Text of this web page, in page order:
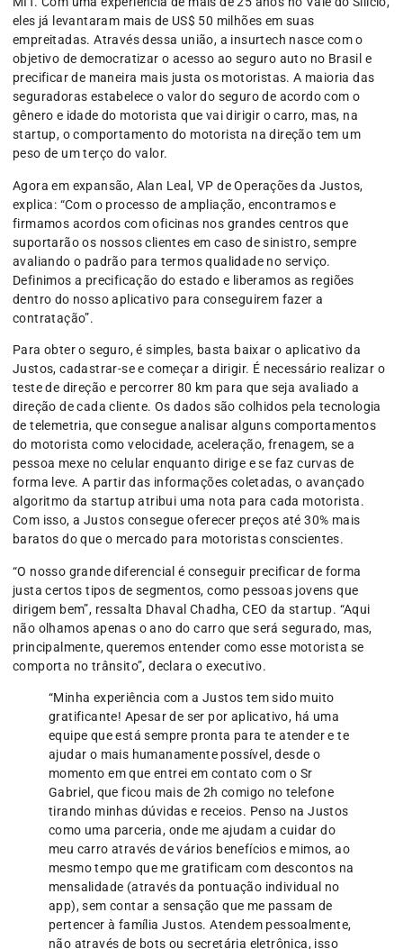
eles já levantaram mais de US$ 50 milhões em suas
empreitadas. Através dessa união, a insurtech nasce com o
objetivo de democratizar o acesso ao seguro auto no Brasil e
precificar de maneira mais justa os motoristas. A maioria das
seguradoras estabelece o valor do seguro de acordo com o
gênero e idade do motorista que vai dirigir o carro, mas, na
startup, o comportamento do motorista na direção tem um
peso de um terço do valor.
Agora em expansão, Alan Leal, VP de Operações da Justos,
explica: “Com o processo de ampliação, encontramos e
firmamos acordos com oficinas nos grandes centros que
suportarão os nossos clientes em caso de sinistro, sempre
avaliando o padrão para termos qualidade no serviço.
Definimos a precificação do estado e liberamos as regiões
dentro do nosso aplicativo para conseguirem fazer a
contratação”.
Para obter o seguro, é simples, basta baixar o aplicativo da
Justos, cadastrar-se e começar a dirigir. É necessário realizar o
teste de direção e percorrer 80 km para que seja avaliado a
direção de cada cliente. Os dados são colhidos pela tecnologia
de telemetria, que consegue analisar alguns comportamentos
do motorista como velocidade, aceleração, frenagem, se a
pessoa mexe no celular enquanto dirige e se faz curvas de
forma leve. A partir das informações coletadas, o avançado
algoritmo da startup atribui uma nota para cada motorista.
Com isso, a Justos consegue oferecer preços até 30% mais
baratos do que o mercado para motoristas conscientes.
“O nosso grande diferencial é conseguir precificar de forma
justa certos tipos de segmentos, como pessoas jovens que
dirigem bem”, ressalta Dhaval Chadha, CEO da startup. “Aqui
não olhamos apenas o ano do carro que será segurado, mas,
principalmente, queremos entender como esse motorista se
comporta no trânsito”, declara o executivo.
“Minha experiência com a Justos tem sido muito
gratificante! Apesar de ser por aplicativo, há uma
equipe que está sempre pronta para te atender e te
ajudar o mais humanamente possível, desde o
momento em que entrei em contato com o Sr
Gabriel, que ficou mais de 2h comigo no telefone
tirando minhas dúvidas e receios. Penso na Justos
como uma parceria, onde me ajudam a cuidar do
meu carro através de vários benefícios e mimos, ao
mesmo tempo que me gratificam com descontos na
mensalidade (através da pontuação individual no
app), sem contar a sensação que me passam de
pertencer à família Justos. Atendem pessoalmente,
não através de bots ou secretária eletrônica, isso